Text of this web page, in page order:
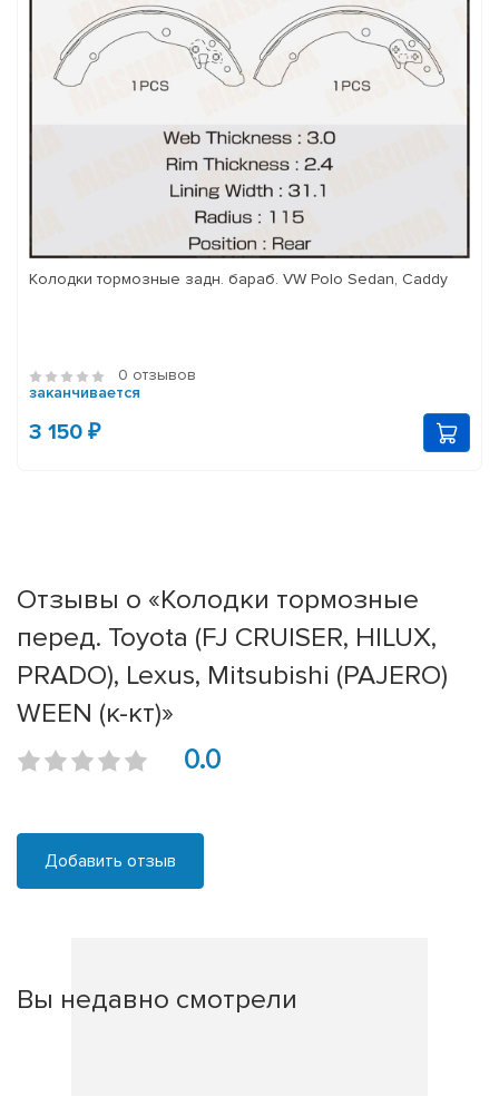
Колодки тормозные задн. бараб. VW Polo Sedan, Caddy
0 отзывов
заканчивается
3 150 ₽
Отзывы о «Колодки тормозные
перед. Toyota (FJ CRUISER, HILUX,
PRADO), Lexus, Mitsubishi (PAJERO)
WEEN (к-кт)»
0.0
Добавить отзыв
Вы недавно смотрели